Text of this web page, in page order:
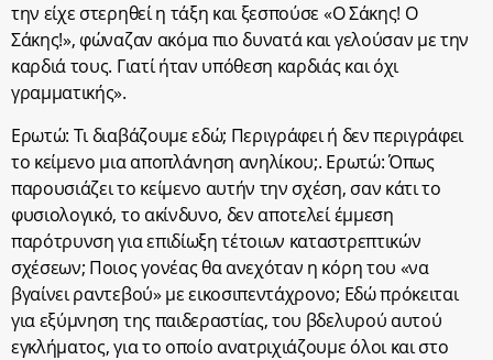
την είχε στερηθεί η τάξη και ξεσπούσε «Ο Σάκης! Ο
Σάκης!», φώναζαν ακόμα πιο δυνατά και γελούσαν με την
καρδιά τους. Γιατί ήταν υπόθεση καρδιάς και όχι
γραμματικής».
Ερωτώ: Τι διαβάζουμε εδώ; Περιγράφει ή δεν περιγράφει
το κείμενο μια αποπλάνηση ανηλίκου;. Ερωτώ: Όπως
παρουσιάζει το κείμενο αυτήν την σχέση, σαν κάτι το
φυσιολογικό, το ακίνδυνο, δεν αποτελεί έμμεση
παρότρυνση για επιδίωξη τέτοιων καταστρεπτικών
σχέσεων; Ποιος γονέας θα ανεχόταν η κόρη του «να
βγαίνει ραντεβού» με εικοσιπεντάχρονο; Εδώ πρόκειται
για εξύμνηση της παιδεραστίας, του βδελυρού αυτού
εγκλήματος, για το οποίο ανατριχιάζουμε όλοι και στο